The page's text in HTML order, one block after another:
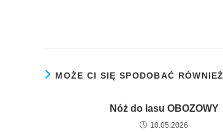
MOŻE CI SIĘ SPODOBAĆ RÓWNIEŻ
Nóż do lasu OBOZOWY
10.05.2026